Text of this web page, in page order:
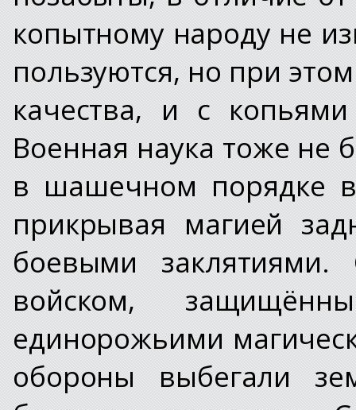
копытному народу не
пользуются, но при
качества, и с
Военная наука тоже не
в шашечном порядке
прикрывая магией
боевыми заклятиями.
войском,
единорожьими
обороны выбегали